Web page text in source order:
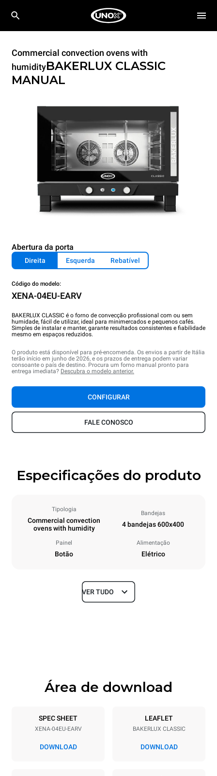
Commercial convection ovens with
humidityBAKERLUX CLASSIC
MANUAL
Abertura da porta
Direita Esquerda Rebatível
Código do modelo:
XENA-04EU-EARV
BAKERLUX CLASSIC é o forno de convecção profissional com ou sem
humidade, fácil de utilizar, ideal para minimercados e pequenos cafés.
Simples de instalar e manter, garante resultados consistentes e fiabilidade
mesmo em espaços reduzidos.
O produto está disponível para pré-encomenda. Os envios a partir de Itália
terão início em junho de 2026, e os prazos de entrega podem variar
consoante o país de destino. Procura um forno manual pronto para
entrega imediata? Descubra o modelo anterior.
CONFIGURAR
FALE CONOSCO
Especificações do produto
Tipologia
Commercial convection
ovens with humidity
Bandejas
4 bandejas 600x400
Painel
Botão
Alimentação
Elétrico
Dimensões
Especificações da bandeja
4 600x400
Distância entre as bandejas
VER TUDO
Área de download
SPEC SHEET
XENA-04EU-EARV
DOWNLOAD
LEAFLET
BAKERLUX CLASSIC
DOWNLOAD